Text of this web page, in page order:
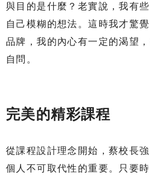
與目的是什麼？老實說，我有
自己模糊的想法。這時我才驚
品牌，我的內心有一定的渴望
自問。
完美的精彩課程
從課程設計理念開始，蔡校長
個人不可取代性的重要。只要